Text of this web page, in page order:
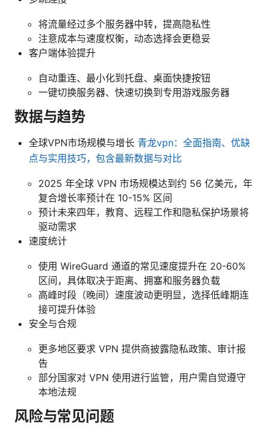
将流量经过多个服务器中转，提高隐私性
注意成本与速度权衡，动态选择会更稳妥
客户端体验提升
自动重连、最小化到托盘、桌面快捷按钮
一键切换服务器、快速切换到专用游戏服务器
数据与趋势
全球VPN市场规模与增长 青龙vpn：全面指南、优缺
点与实用技巧，包含最新数据与对比
2025 年全球 VPN 市场规模达到约 56 亿美元，年
复合增长率预计在 10-15% 区间
预计未来四年，教育、远程工作和隐私保护场景将
驱动需求
速度统计
使用 WireGuard 通道的常见速度提升在 20-60%
区间，具体取决于距离、拥塞和服务器负载
高峰时段（晚间）速度波动更明显，选择低峰期连
接可提升体验
安全与合规
更多地区要求 VPN 提供商披露隐私政策、审计报
告
部分国家对 VPN 使用进行监管，用户需自觉遵守
本地法规
风险与常见问题